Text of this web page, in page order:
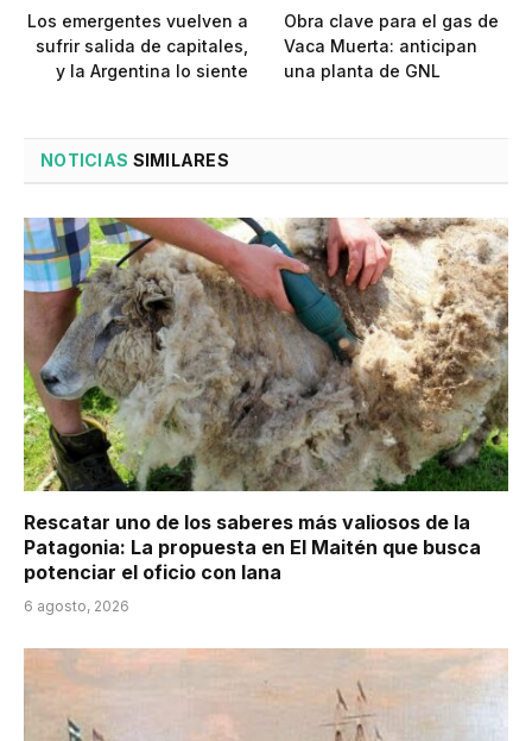
Los emergentes vuelven a
sufrir salida de capitales,
y la Argentina lo siente
Obra clave para el gas de
Vaca Muerta: anticipan
una planta de GNL
NOTICIAS SIMILARES
Rescatar uno de los saberes más valiosos de la
Patagonia: La propuesta en El Maitén que busca
potenciar el oficio con lana
6 agosto, 2026